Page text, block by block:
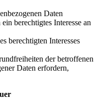
Daten
berechtigtes Interesse an
berechtigten Interesses
der betroffenen
Daten erfordern,